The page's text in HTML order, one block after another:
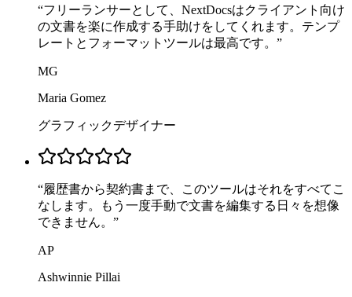
“フリーランサーとして、NextDocsはクライアント向け
の文書を楽に作成する手助けをしてくれます。テンプ
レートとフォーマットツールは最高です。 ”
MG
Maria Gomez
グラフィックデザイナー
“履歴書から契約書まで、このツールはそれをすべてこ
なします。もう一度手動で文書を編集する日々を想像
できません。 ”
AP
Ashwinnie Pillai